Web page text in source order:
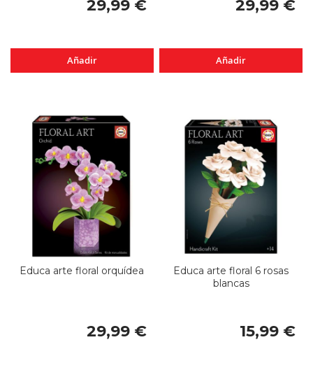
29,99 €
Añadir
29,99 €
Añadir
Educa arte floral orquídea
29,99 €
Educa arte floral 6 rosas
blancas
15,99 €